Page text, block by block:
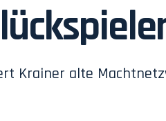
Krainer alte